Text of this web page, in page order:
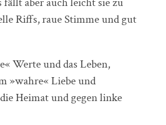
Riffs, raue Stimme und gut
Werte und das Leben,
»wahre« Liebe und
Heimat und gegen linke